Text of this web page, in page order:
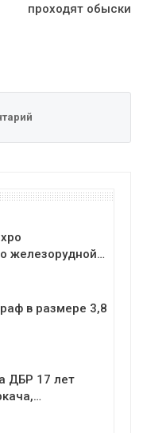
проходят обыски
железорудной…
в размере 3,8
ДБР 17 лет